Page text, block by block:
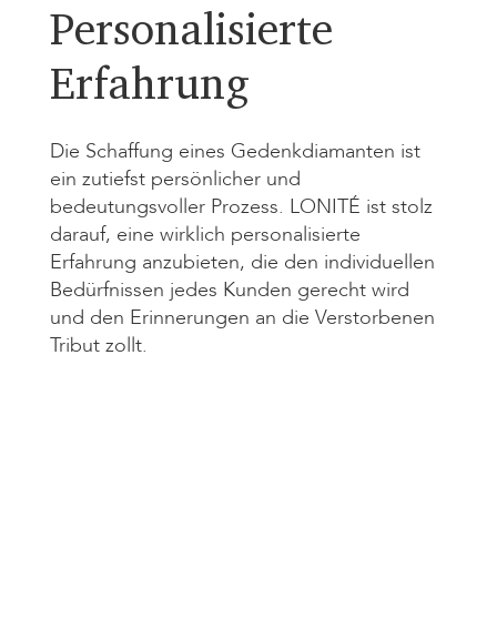
Personalisierte
Erfahrung
Die Schaffung eines Gedenkdiamanten ist
ein zutiefst persönlicher und
bedeutungsvoller Prozess. LONITÉ ist stolz
darauf, eine wirklich personalisierte
Erfahrung anzubieten, die den individuellen
Bedürfnissen jedes Kunden gerecht wird
und den Erinnerungen an die Verstorbenen
Tribut zollt.